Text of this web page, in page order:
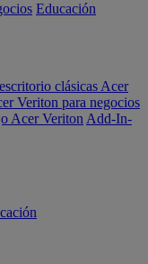
Educación
clásicas Acer
Veriton para negocios
Acer Veriton Add-In-